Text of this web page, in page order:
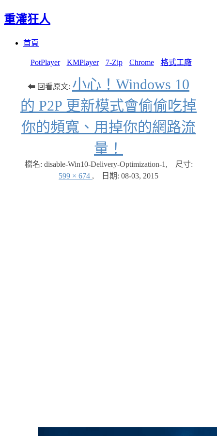
重灌狂人
首頁
PotPlayer KMPlayer 7-Zip Chrome 格式工廠
⬅ 回看原文: 小心！Windows 10
的 P2P 更新模式會偷偷吃掉
你的頻寬、用掉你的網路流
量！
檔名: disable-Win10-Delivery-Optimization-1 ,
尺寸:
599 × 674 , 日期: 08-03, 2015